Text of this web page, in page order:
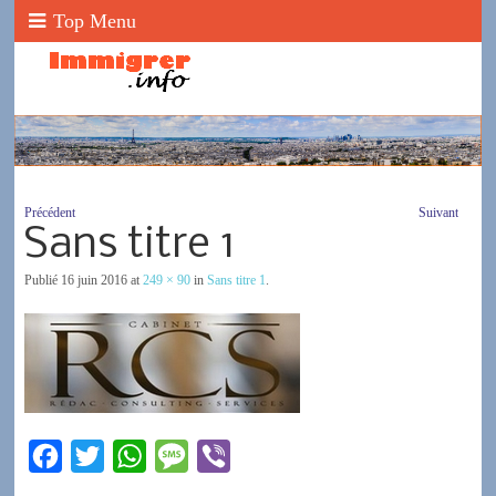
Top Menu
Précédent Suivant
Sans titre 1
Publié 16 juin 2016at 249 × 90in Sans titre 1
W
M